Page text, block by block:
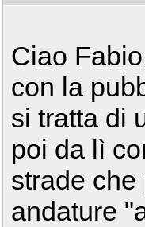
Ciao
con la
si tratta di
poi da lì
strade
andature